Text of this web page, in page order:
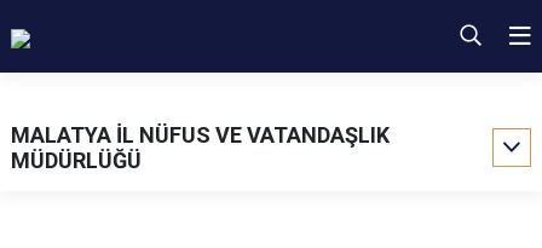
MALATYA İL NÜFUS VE VATANDAŞLIK
MÜDÜRLÜĞÜ